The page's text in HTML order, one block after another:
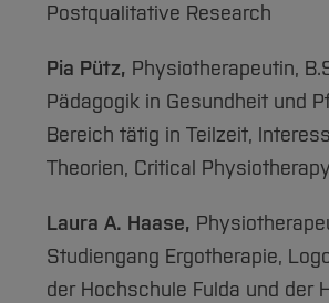
Postqualitative Research
Pia Pütz, Physiotherapeutin,
Pädagogik in Gesundheit und
Bereich tätig in Teilzeit,
Theorien, Critical Physiotherapy
Laura A. Haase,
Studiengang Ergotherapie,
der Hochschule Fulda und der